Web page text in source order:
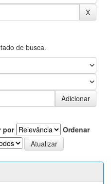
de busca.
por
Ordenar